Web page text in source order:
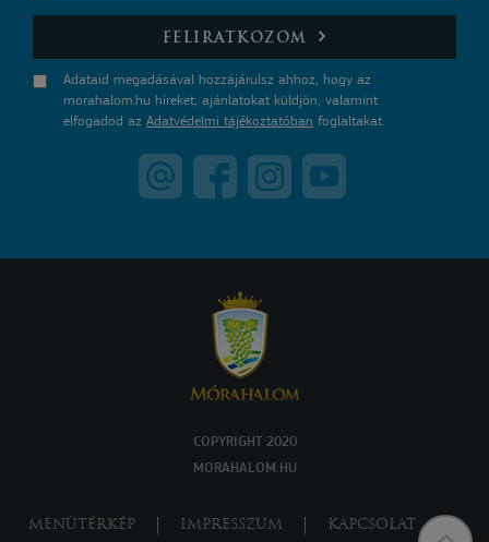
E-mail
FELIRATKOZOM
Adataid megadásával hozzájárulsz ahhoz, hogy az
morahalom.hu híreket, ajánlatokat küldjön, valamint
elfogadod az Adatvédelmi tájékoztatóban foglaltakat.
COPYRIGHT 2020
MORAHALOM.HU
MENÜTÉRKÉP IMPRESSZUM KAPCSOLAT